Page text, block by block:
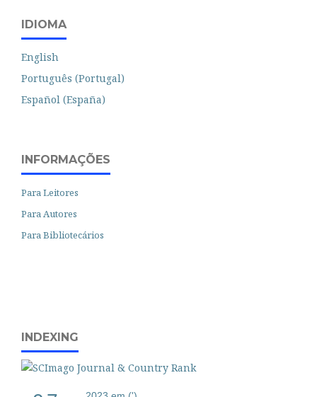
IDIOMA
English
Português (Portugal)
Español (España)
INFORMAÇÕES
Para Leitores
Para Autores
Para Bibliotecários
INDEXING